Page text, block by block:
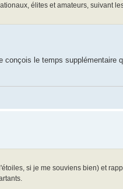
élites et amateurs, suivant
le temps supplémentaire
si je me souviens bien) et